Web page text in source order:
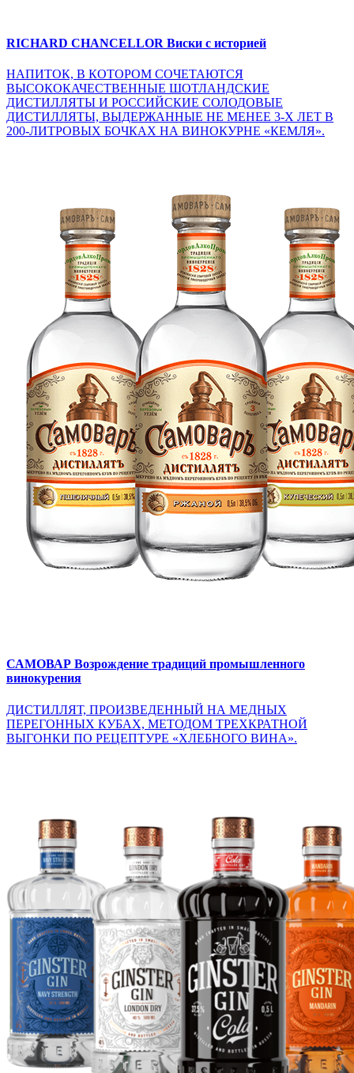
RICHARD CHANCELLOR Виски с историей
НАПИТОК, В КОТОРОМ СОЧЕТАЮТСЯ
ВЫСОКОКАЧЕСТВЕННЫЕ ШОТЛАНДСКИЕ
ДИСТИЛЛЯТЫ И РОССИЙСКИЕ СОЛОДОВЫЕ
ДИСТИЛЛЯТЫ, ВЫДЕРЖАННЫЕ НЕ МЕНЕЕ 3-Х ЛЕТ В
200-ЛИТРОВЫХ БОЧКАХ НА ВИНОКУРНЕ «КЕМЛЯ».
САМОВАР Возрождение традиций промышленного
винокурения
ДИСТИЛЛЯТ, ПРОИЗВЕДЕННЫЙ НА МЕДНЫХ
ПЕРЕГОННЫХ КУБАХ, МЕТОДОМ ТРЕХКРАТНОЙ
ВЫГОНКИ ПО РЕЦЕПТУРЕ «ХЛЕБНОГО ВИНА».